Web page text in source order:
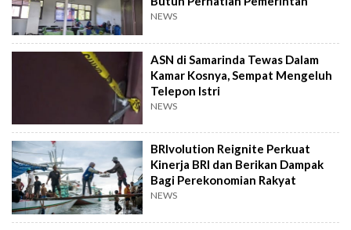
NEWS
ASN di Samarinda Tewas Dalam
Kamar Kosnya, Sempat Mengeluh
Telepon Istri
NEWS
BRIvolution Reignite Perkuat
Kinerja BRI dan Berikan Dampak
Bagi Perekonomian Rakyat
NEWS